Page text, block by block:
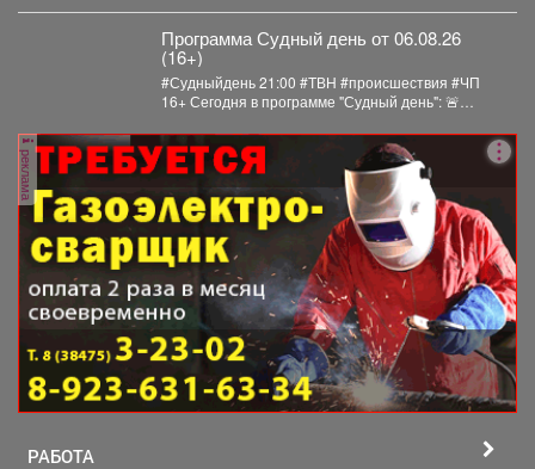
Программа Судный день от 06.08.26
(16+)
#Судныйдень 21:00 #ТВН #происшествия #ЧП
16+ Сегодня в программе "Судный день": 🚨
реклама
РАБОТА